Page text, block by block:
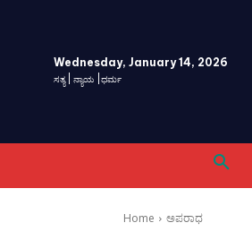
Wednesday, January 14, 2026
ಸತ್ಯ | ನ್ಯಾಯ |ಧರ್ಮ
Home ಅಪರಾಧ